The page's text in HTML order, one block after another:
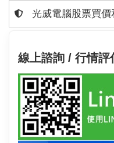
光威電腦股票買價
線上諮詢 / 行情評